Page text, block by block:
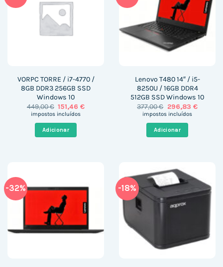
VORPC TORRE / i7-4770 /
8GB DDR3 256GB SSD
Windows 10
449,00€ O
preço
era:
449,00 €.
151,46€O
impostos incluídos
Adicionar
Lenovo T480 14″ / i5-
8250U / 16GB DDR4
512GB SSD Windows 10
377,00€ O
preço
era:
377,00 €.
296,83 €O
impostos incluídos
Adicionar
-32% -18%